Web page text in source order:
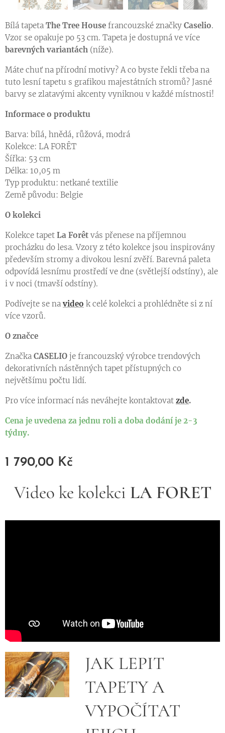
Ukázka vzoru tapety v jiné barevné variantě
Ukázka vzoru tapety v jiné barevné variantě
Raport tapety The Tree house
Bílá tapeta The Tree House francouzské značky Caselio.
Vzor se opakuje po 53 cm. Tapeta je dostupná ve více
barevných variantách (níže).
Máte chuť na přírodní motivy? A co byste řekli třeba na
tuto lesní tapetu s grafikou majestátních stromů? Jasné
barvy se zlatavými akcenty vyniknou v každé místnosti!
Informace o produktu
Barva: bílá, hnědá, růžová, modrá
Kolekce: LA FORÊT
Šířka: 53 cm
Délka: 10,05 m
Typ produktu: netkané textilie
Země původu: Belgie
O kolekci
Kolekce tapet La Forêt vás přenese na příjemnou
procházku do lesa. Vzory z této kolekce jsou inspirovány
především stromy a divokou lesní zvěří. Barevná paleta
odpovídá lesnímu prostředí ve dne (světlejší odstíny), ale
i v noci (tmavší odstíny).
Podívejte se na video k celé kolekci a prohlédněte si z ní
více vzorů.
O značce
Značka CASELIO je francouzský výrobce trendových
dekorativních nástěnných tapet přístupných co
největšímu počtu lidí.
Pro více informací nás neváhejte kontaktovat zde.
Cena je uvedena za jednu roli a doba dodání je 2-3
týdny.
1 790,00 Kč
Video ke kolekci LA FORET
JAK LEPIT
TAPETY A
VYPOČÍTAT